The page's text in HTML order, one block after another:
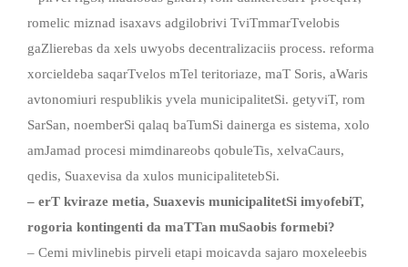
romelic miznad isaxavs adgilobrivi TviTmmarTvelobis
gaZlierebas da xels uwyobs decentralizaciis process. reforma
xorcieldeba saqarTvelos mTel teritoriaze, maT Soris, aWaris
avtonomiuri respublikis yvela municipalitetSi. getyviT, rom
SarSan, noemberSi qalaq baTumSi dainerga es sistema, xolo
amJamad procesi mimdinareobs qobuleTis, xelvaCaurs,
qedis, Suaxevisa da xulos municipalitetebSi.
– erT kviraze metia, Suaxevis municipalitetSi imyofebiT,
rogoria kontingenti da maTTan muSaobis formebi?
– Cemi mivlinebis pirveli etapi moicavda sajaro moxeleebis